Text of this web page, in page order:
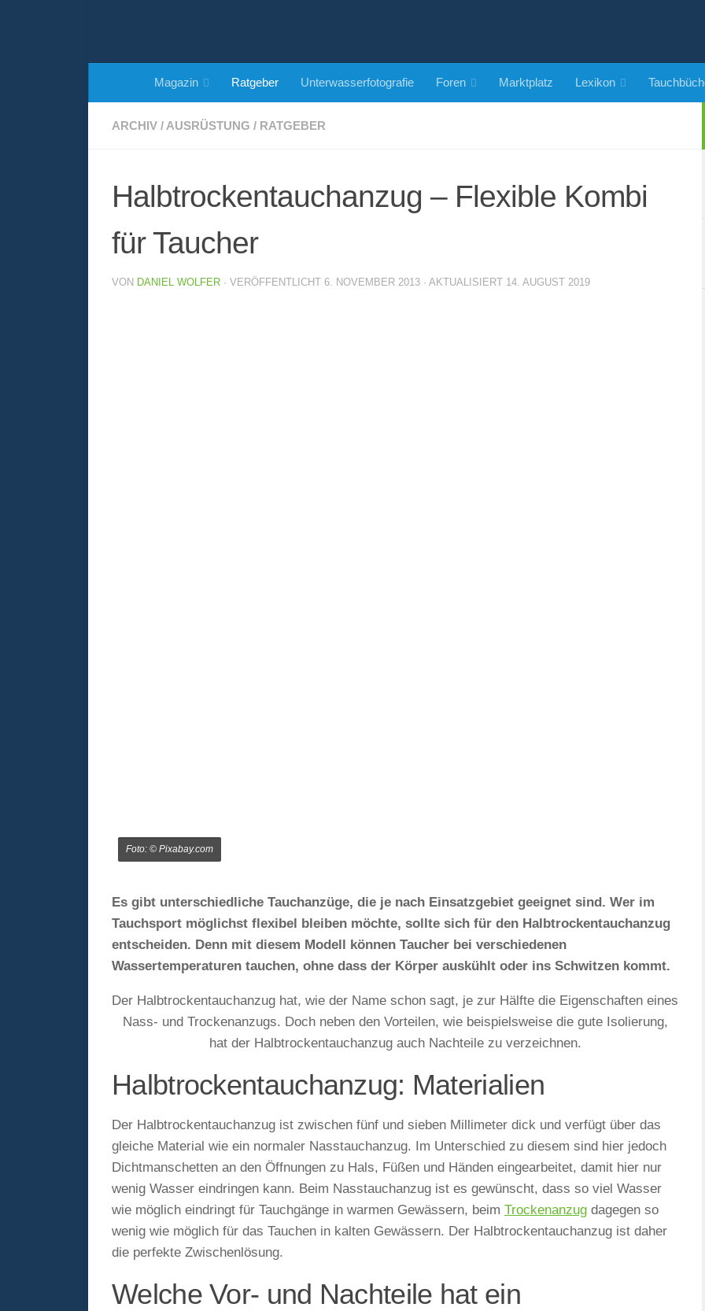
Magazin Ratgeber Unterwasserfotografie Foren Marktplatz Lexikon
ARCHIV / AUSRÜSTUNG / RATGEBER
Halbtrockentauchanzug – Flexible Kombi
für Taucher
VON DANIEL WOLFER · VERÖFFENTLICHT 6. NOVEMBER 2013 · AKTUALISIERT 14. AUGUST 2019
Foto: © Pixabay.com
Es gibt unterschiedliche Tauchanzüge, die je nach Einsatzgebiet geeignet sind. Wer im
Tauchsport möglichst flexibel bleiben möchte, sollte sich für den Halbtrockentauchanzug
entscheiden. Denn mit diesem Modell können Taucher bei verschiedenen
Wassertemperaturen tauchen, ohne dass der Körper auskühlt oder ins Schwitzen kommt.
Der Halbtrockentauchanzug hat, wie der Name schon sagt, je zur Hälfte die Eigenschaften eines
Nass- und Trockenanzugs. Doch neben den Vorteilen, wie beispielsweise die gute Isolierung,
hat der Halbtrockentauchanzug auch Nachteile zu verzeichnen.
Halbtrockentauchanzug: Materialien
Der Halbtrockentauchanzug ist zwischen fünf und sieben Millimeter dick und verfügt über das
gleiche Material wie ein normaler Nasstauchanzug. Im Unterschied zu diesem sind hier jedoch
Dichtmanschetten an den Öffnungen zu Hals, Füßen und Händen eingearbeitet, damit hier nur
wenig Wasser eindringen kann. Beim Nasstauchanzug ist es gewünscht, dass so viel Wasser
wie möglich eindringt für Tauchgänge in warmen Gewässern, beim Trockenanzug dagegen so
wenig wie möglich für das Tauchen in kalten Gewässern. Der Halbtrockentauchanzug ist daher
die perfekte Zwischenlösung.
Welche Vor- und Nachteile hat ein